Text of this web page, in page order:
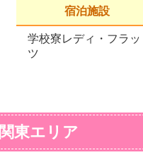
宿泊施設
学校寮レディ・フラッ
ツ
関東エリア